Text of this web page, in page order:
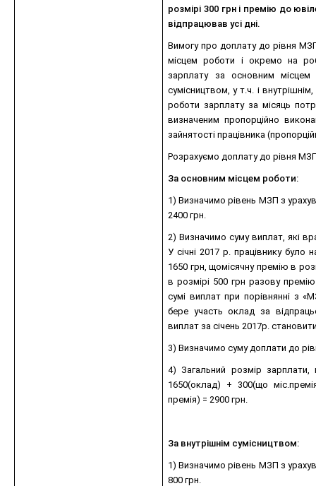
розмірі 300 грн і премію до
відпрацював усі дні.
Вимогу про доплату до рівня
місцем роботи і окремо на
зарплату за основним
сумісництвом, у т.ч. і
роботи зарплату за місяць
визначеним пропорційно
зайнятості працівника
Розрахуємо доплату до рівня
За основним місцем роботи:
1) Визначимо рівень МЗП з
2400 грн.
2) Визначимо суму виплат, які
У січні 2017 р. працівнику було
1650 грн, щомісячну премію в
в розмірі 500 грн разову
сумі виплат при порівнянні з
бере участь оклад за
виплат за січень 2017р.
3) Визначимо суму доплати до
4) Загальний розмір зарплати,
1650(оклад) + 300(що
премія) = 2900 грн.
За внутрішнім сумісництвом:
1) Визначимо рівень МЗП з
800 грн.